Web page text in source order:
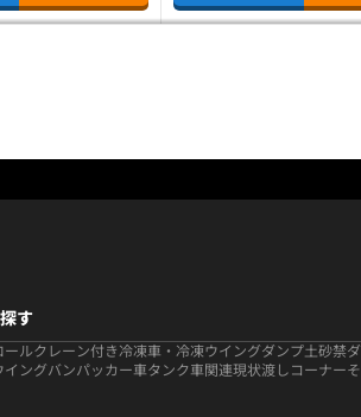
す
ールクレーン付き 冷凍車・冷凍ウイングダンプ土砂禁
イングバンパッカー車タンク車関連現状渡しコーナー